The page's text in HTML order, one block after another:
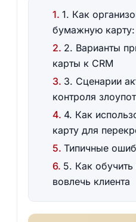
1. Как
бумажную карту:
2. Варианты
карты к CRM
3. Сценарии
контроля
4. Как
карту для
Типичные
5. Как
вовлечь клиента